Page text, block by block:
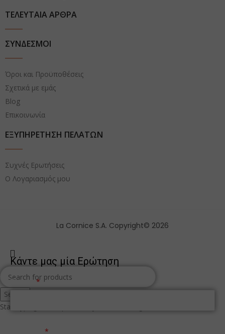
ΤΕΛΕΥΤΑΙΑ ΑΡΘΡΑ
ΣΥΝΔΕΣΜΟΙ
Όροι και Προϋποθέσεις
Σχετικά με εμάς
Blog
Επικοινωνία
ΕΞΥΠΗΡΕΤΗΣΗ ΠΕΛΑΤΩΝ
Συχνές Ερωτήσεις
Ο Λογαριασμός μου
La Cornice S.A. Copyright© 2026
Search
Start typing to see products you are looking for.
Κάντε μας μία Ερώτηση
Όνομα